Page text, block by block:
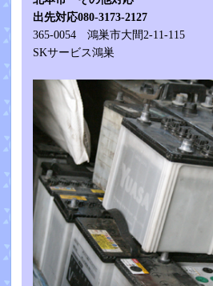
出先対応080-3173-2127
365-0054 鴻巣市大間2-11-115
SKサービス鴻巣